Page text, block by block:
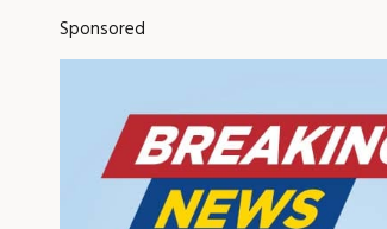
Sponsored